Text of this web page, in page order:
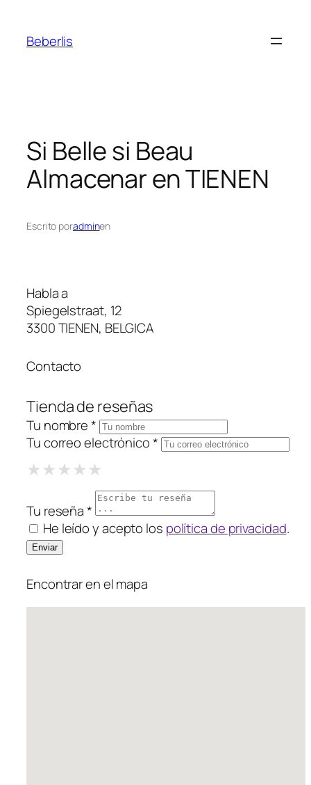
Beberlis
Si Belle si Beau
Almacenar en TIENEN
Escrito poradminen
Habla a
Spiegelstraat, 12
3300 TIENEN, BELGICA
Contacto
Tienda de reseñas
Tu nombre *
Tu correo electrónico *
★1 Star
★★2 Stars
★★★3 Stars
★★★★4 Stars
★★★★★
Tu reseña *
He leído y acepto los política de privacidad.
Encontrar en el mapa